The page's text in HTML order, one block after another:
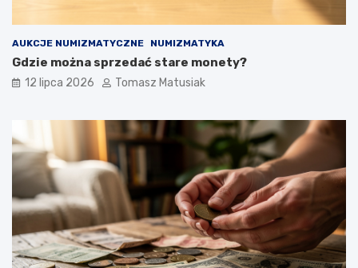
AUKCJE NUMIZMATYCZNE NUMIZMATYKA
Gdzie można sprzedać stare monety?
12 lipca 2026 Tomasz Matusiak